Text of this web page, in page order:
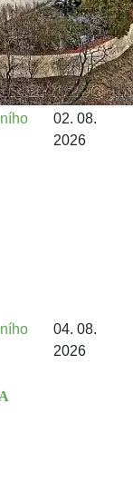
02. 08.
2026
04. 08.
2026